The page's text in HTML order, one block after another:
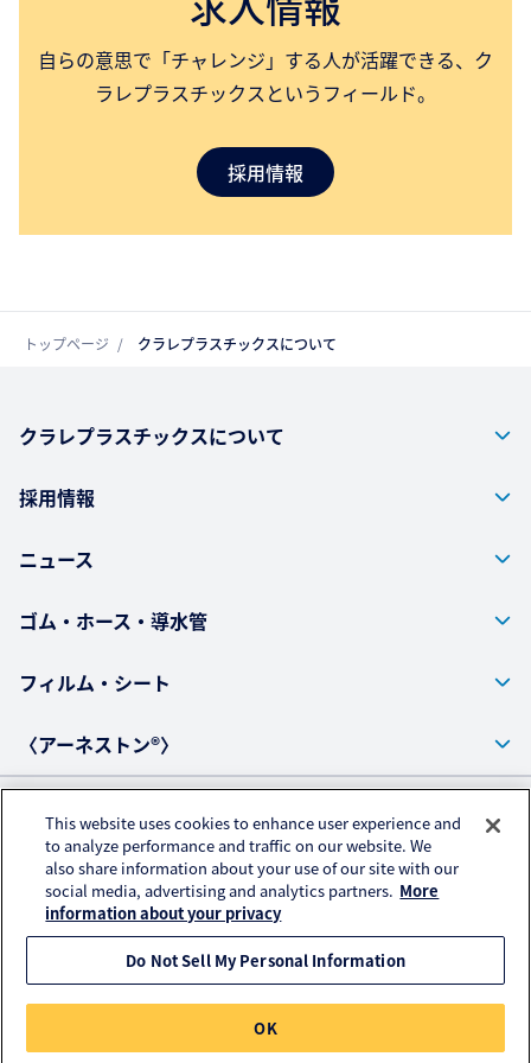
自らの意思で「チャレンジ」する人が活躍できる、ク
ラレプラスチックスというフィールド。
採用情報
トップページ クラレプラスチックスについて
クラレプラスチックスについて
採用情報
ニュース
ゴム・ホース・導水管
フィルム・シート
〈アーネストン®〉
プライバシーポリシー
アクセスデータの取扱いについて
ご利用にあたって
© KURARAY PLASTICS CO., LTD. All RIGHTS RESERVED.
This website uses cookies to enhance user experience and
to analyze performance and traffic on our website. We
also share information about your use of our site with our
social media, advertising and analytics partners. More
information about your privacy
Do Not Sell My Personal Information
OK